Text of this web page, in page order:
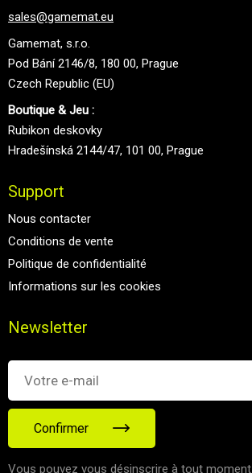
sales@gamemat.eu
Gamemat, s.r.o.
Pod Bání 2146/8, 180 00, Prague
Czech Republic (EU)
Boutique & Jeu :
Rubikon deskovky
Hradešínská 2144/47, 101 00, Prague
Support
Nous contacter
Conditions de vente
Politique de confidentialité
Informations sur les cookies
Newsletter
Confirmer
Vous pouvez vous désinscrire à tout moment